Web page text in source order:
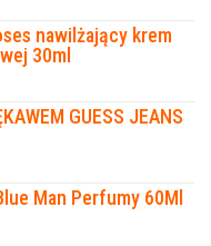
nawilżający krem
30ml
GUESS JEANS
Man Perfumy 60Ml